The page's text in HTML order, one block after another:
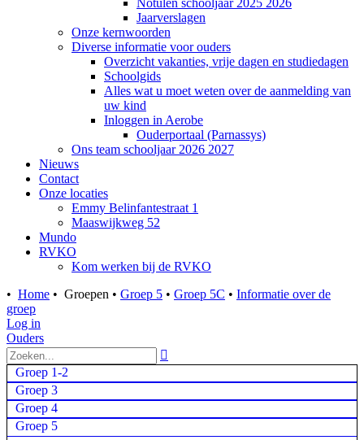
Notulen schooljaar 2025 2026
Jaarverslagen
Onze kernwoorden
Diverse informatie voor ouders
Overzicht vakanties, vrije dagen en studiedagen
Schoolgids
Alles wat u moet weten over de aanmelding van
uw kind
Inloggen in Aerobe
Ouderportaal (Parnassys)
Ons team schooljaar 2026 2027
Nieuws
Contact
Onze locaties
Emmy Belinfantestraat 1
Maaswijkweg 52
Mundo
RVKO
Kom werken bij de RVKO
• Home • Groepen • Groep 5 • Groep 5C • Informatie over de
groep
Log in
Ouders

Groep 1-2
Groep 3
Groep 4
Groep 5